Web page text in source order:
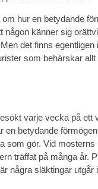
hur en betydande
känner sig
det finns egentligen
som behärskar
varje vecka på ett
betydande
som gör. Vid
träffat på många år.
några släktingar utgår